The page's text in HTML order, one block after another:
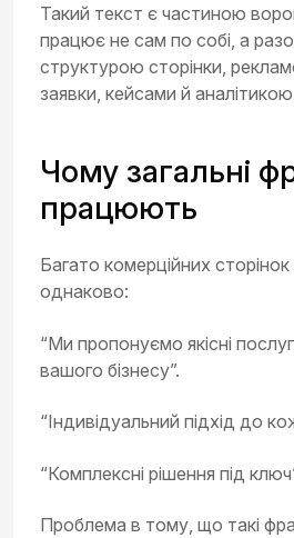
Такий текст є частиною
працює не сам по собі, а
структурою сторінки,
заявки, кейсами й
Чому загальні
працюють
Багато комерційних
однаково:
“Ми пропонуємо якісні
вашого бізнесу”.
“Індивідуальний підхід до
“Комплексні рішення під
Проблема в тому, що такі